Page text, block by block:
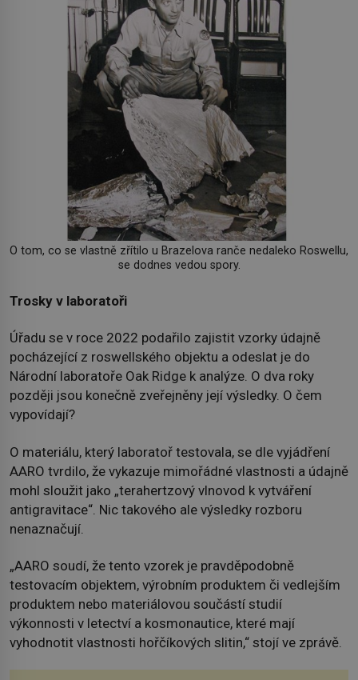
O tom, co se vlastně zřítilo u Brazelova ranče nedaleko Roswellu,
se dodnes vedou spory.
Trosky v laboratoři
Úřadu se v roce 2022 podařilo zajistit vzorky údajně
pocházející z roswellského objektu a odeslat je do
Národní laboratoře Oak Ridge k analýze. O dva roky
později jsou konečně zveřejněny její výsledky. O čem
vypovídají?
O materiálu, který laboratoř testovala, se dle vyjádření
AARO tvrdilo, že vykazuje mimořádné vlastnosti a údajně
mohl sloužit jako „terahertzový vlnovod k vytváření
antigravitace“. Nic takového ale výsledky rozboru
nenaznačují.
„AARO soudí, že tento vzorek je pravděpodobně
testovacím objektem, výrobním produktem či vedlejším
produktem nebo materiálovou součástí studií
výkonnosti v letectví a kosmonautice, které mají
vyhodnotit vlastnosti hořčíkových slitin,“ stojí ve zprávě.